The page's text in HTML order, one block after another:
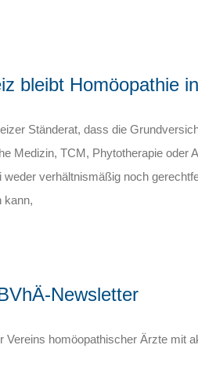
bleibt Homöopathie
Ständerat, dass die
Medizin, TCM, Phytotherapie oder
verhältnismäßig noch
kann,
Newsletter
homöopathischer Ärzte mit